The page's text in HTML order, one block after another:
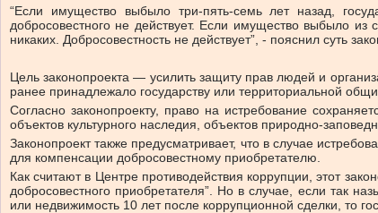
“Если имущество выбыло три-пять-семь лет назад,
добросовестного не действует. Если имущество выбыло
никаких. Добросовестность не действует”, - пояснил суть
Цель законопроекта — усилить защиту прав людей и
ранее принадлежало государству или территориальной
Согласно законопроекту, право на истребование
объектов культурного наследия, объектов природно-
Законопроект также предусматривает, что в случае
для компенсации добросовестному приобретателю.
Как считают в Центре противодействия коррупции, этот
добросовестного приобретателя”. Но в случае, если так
или недвижимость 10 лет после коррупционной сделки, то